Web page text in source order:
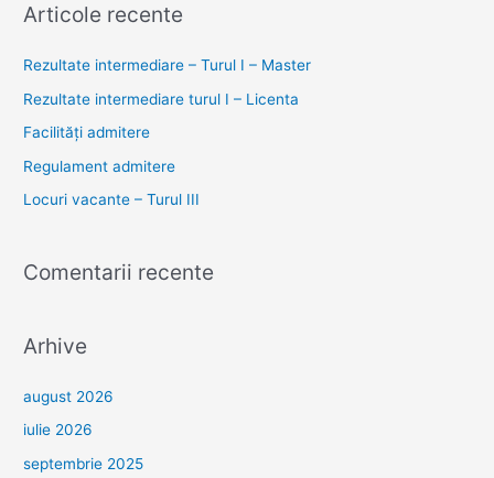
r
o
r
:
Articole recente
Rezultate intermediare – Turul I – Master
Rezultate intermediare turul I – Licenta
Facilități admitere
Regulament admitere
Locuri vacante – Turul III
Comentarii recente
Arhive
august 2026
iulie 2026
septembrie 2025